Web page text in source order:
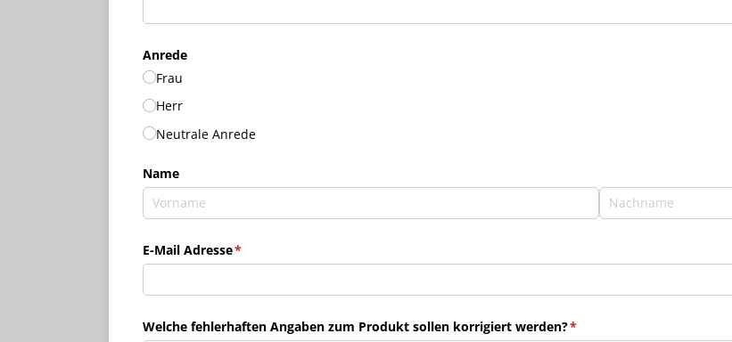
Anrede
Frau
Herr
Neutrale Anrede
Name
E-Mail Adresse*
(erforderlich)
Welche fehlerhaften Angaben zum Produkt sollen korrigiert werden?*
(erforderlich)